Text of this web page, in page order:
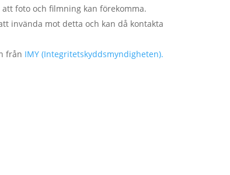
foto och filmning kan förekomma.
invända mot detta och kan då kontakta
från IMY (Integritetskyddsmyndigheten).